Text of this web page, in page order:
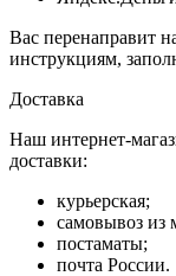
Вас перенаправит
инструкциям,
Доставка
Наш интернет-
доставки:
курьерская;
самовывоз из
постаматы;
почта России.